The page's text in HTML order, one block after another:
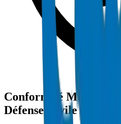
Conformité
Défense Civile